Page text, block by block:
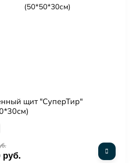
щит "СуперТир"
руб.